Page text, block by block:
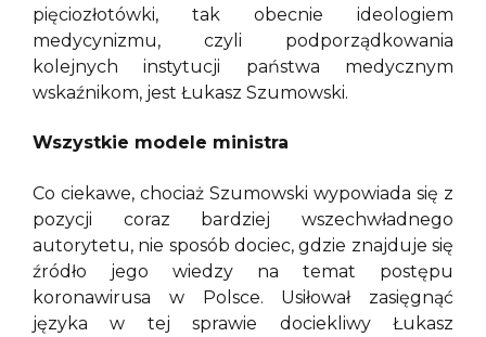
pięciozłotówki, tak obecnie ideologiem
medycynizmu, czyli podporządkowania
kolejnych instytucji państwa medycznym
wskaźnikom, jest Łukasz Szumowski.
Wszystkie modele ministra
Co ciekawe, chociaż Szumowski wypowiada się z
pozycji coraz bardziej wszechwładnego
autorytetu, nie sposób dociec, gdzie znajduje się
źródło jego wiedzy na temat postępu
koronawirusa w Polsce. Usiłował zasięgnąć
języka w tej sprawie dociekliwy Łukasz